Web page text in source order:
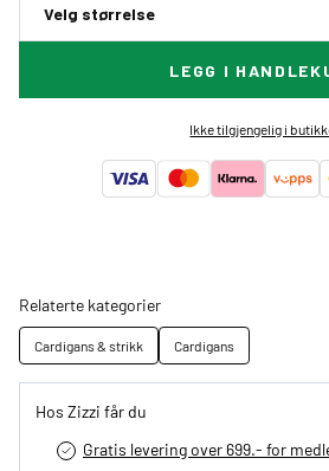
Velg størrelse
LEGG I
Ikke tilgjengelig i
Relaterte kategorier
Cardigans & strikk Cardigans
Hos Zizzi får du
Gratis levering over 699.- for